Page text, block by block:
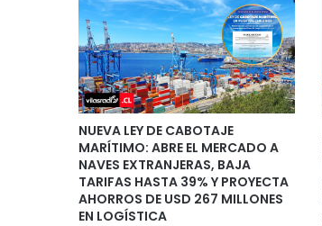
NUEVA LEY DE CABOTAJE
MARÍTIMO: ABRE EL MERCADO A
NAVES EXTRANJERAS, BAJA
TARIFAS HASTA 39% Y PROYECTA
AHORROS DE USD 267 MILLONES
EN LOGÍSTICA